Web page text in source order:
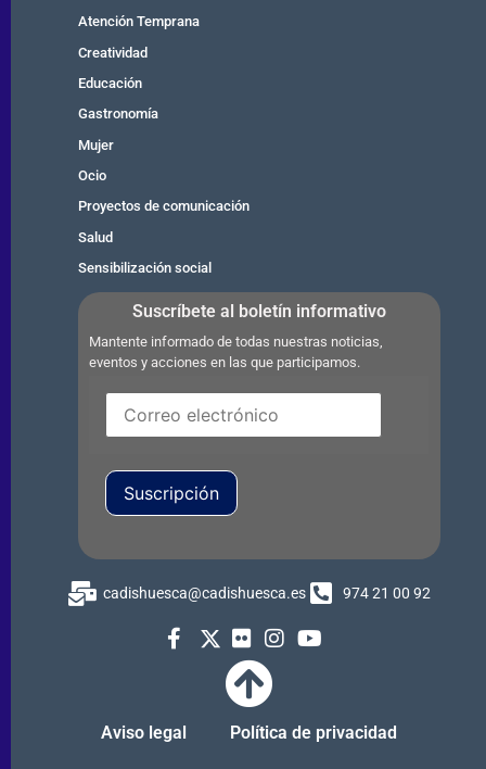
Atención Temprana
Creatividad
Educación
Gastronomía
Mujer
Ocio
Proyectos de comunicación
Salud
Sensibilización social
Suscríbete al boletín informativo
Mantente informado de todas nuestras noticias,
eventos y acciones en las que participamos.
Suscripción
cadishuesca@cadishuesca.es 974 21 00 92
Aviso legal Política de privacidad